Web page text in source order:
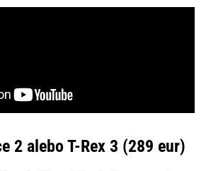
2 alebo T-Rex 3 (289 eur)